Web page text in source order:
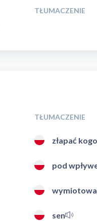
TŁUMACZENIE
TŁUMACZENIE
złapać
pod
sen